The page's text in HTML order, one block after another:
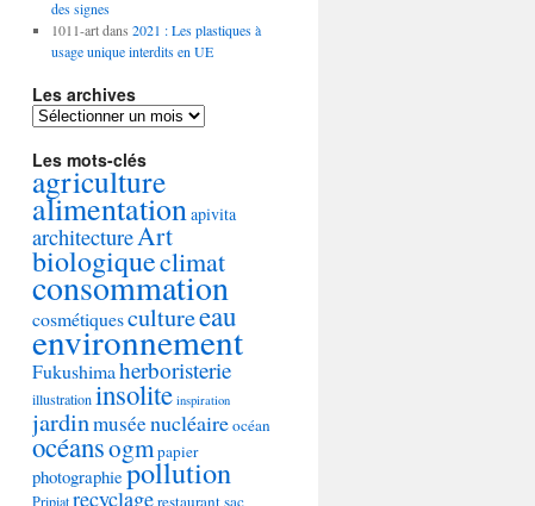
des signes
1011-artdans 2021 : Les plastiques à
usage unique interdits en UE
Les archives
Les
Les mots-clés
agriculture
alimentationapivita
architectureArt
biologiqueclimat
consommation
cosmétiquescultureeau
environnement
Fukushimaherboristerie
illustrationinsolite inspiration
jardinmuséenucléaireocéan
océansogmpapier
photographie pollution
Pripiatrecyclagerestaurantsac